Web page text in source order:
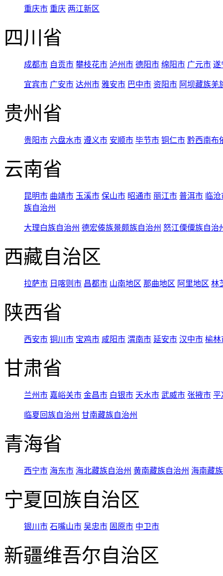
重庆市 重庆 两江新区
四川省
成都市 自贡市 攀枝花市 泸州市 德阳市 绵阳市 广元市 遂
宜宾市 广安市 达州市 雅安市 巴中市 资阳市 阿坝藏族羌
贵州省
贵阳市 六盘水市 遵义市 安顺市 毕节市 铜仁市 黔西南布
云南省
昆明市 曲靖市 玉溪市 保山市 昭通市 丽江市 普洱市 临
族自治州
大理白族自治州 德宏傣族景颇族自治州 怒江傈僳族自治
西藏自治区
拉萨市 日喀则市 昌都市 山南地区 那曲地区 阿里地区 林
陕西省
西安市 铜川市 宝鸡市 咸阳市 渭南市 延安市 汉中市 榆林
甘肃省
兰州市 嘉峪关市 金昌市 白银市 天水市 武威市 张掖市 平
临夏回族自治州 甘南藏族自治州
青海省
西宁市 海东市 海北藏族自治州 黄南藏族自治州 海南藏
宁夏回族自治区
银川市 石嘴山市 吴忠市 固原市 中卫市
新疆维吾尔自治区